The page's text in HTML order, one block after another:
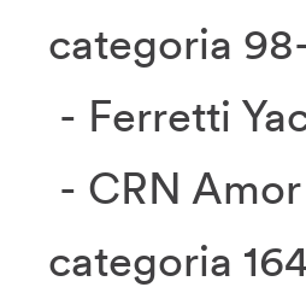
categoria
- Ferretti
- CRN
categoria